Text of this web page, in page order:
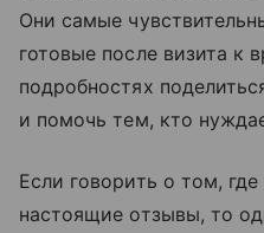
Они самые
готовые после визита к
подробностях
и помочь тем, кто
Если говорить о том,
настоящие отзывы, то